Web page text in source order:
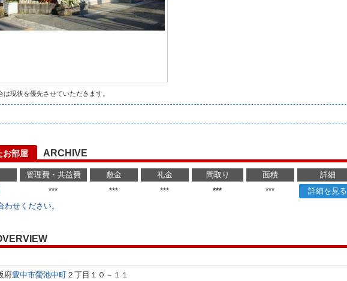
現状を優先させていただきます。
お部屋 ARCHIVE
管理費・共益費 敷金 礼金 間取り 面積 詳細
*** *** *** *** *** 詳細を見る
せください。
府豊中市螢池中町 ２丁目１０－１１